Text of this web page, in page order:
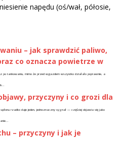
napędu (oś/wał, półosie,
– jak sprawdzić paliwo,
co oznacza powietrze w
tankowaniu, mimo że przed wyjazdem wszystko działało poprawnie, a
przyczyny i co grozi dla
rzadko daje jeden, jednoznaczny sygnał — częściej objawia się jako
– przyczyny i jak je